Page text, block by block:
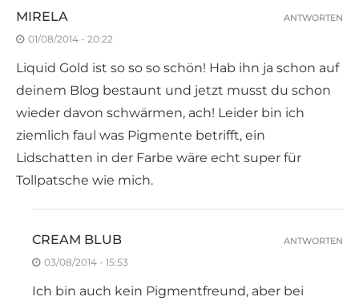
MIRELA
01/08/2014 - 20:22
Liquid Gold ist so so so schön! Hab ihn ja schon auf
deinem Blog bestaunt und jetzt musst du schon
wieder davon schwärmen, ach! Leider bin ich
ziemlich faul was Pigmente betrifft, ein
Lidschatten in der Farbe wäre echt super für
Tollpatsche wie mich.
ANTWORTEN
CREAM BLUB
03/08/2014 - 15:53
Ich bin auch kein Pigmentfreund, aber bei
ANTWORTEN